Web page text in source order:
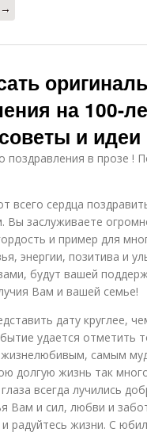
→
на 100-
и идеи
поздравления в прозе !
всего сердца
Вы заслуживаете
и пример для
энергии, позитива и
будут вашей
Вам и вашей семье!
дату круглее,
удается отметить
самым
долгую жизнь так
всегда лучились
Вам и сил, любви и
радуйтесь жизни. С